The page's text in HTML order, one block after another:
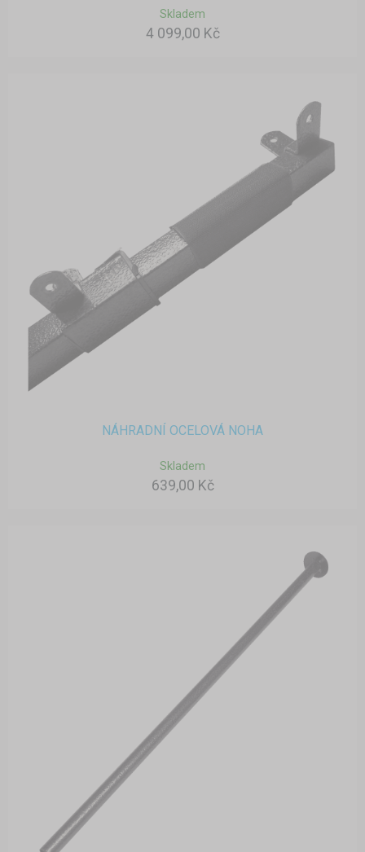
Skladem
4 099,00 Kč
NÁHRADNÍ OCELOVÁ NOHA
Skladem
639,00 Kč